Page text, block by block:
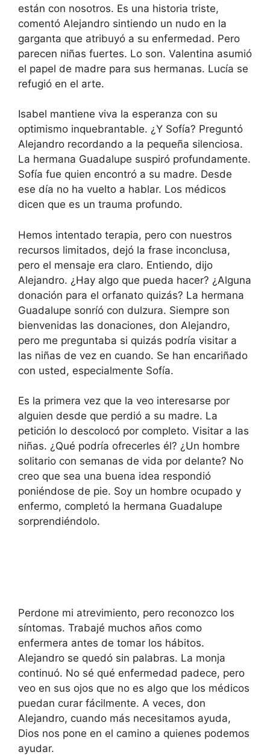
están con nosotros. Es una historia triste,
comentó Alejandro sintiendo un nudo en la
garganta que atribuyó a su enfermedad. Pero
parecen niñas fuertes. Lo son. Valentina asumió
el papel de madre para sus hermanas. Lucía se
refugió en el arte.
Isabel mantiene viva la esperanza con su
optimismo inquebrantable. ¿Y Sofía? Preguntó
Alejandro recordando a la pequeña silenciosa.
La hermana Guadalupe suspiró profundamente.
Sofía fue quien encontró a su madre. Desde
ese día no ha vuelto a hablar. Los médicos
dicen que es un trauma profundo.
Hemos intentado terapia, pero con nuestros
recursos limitados, dejó la frase inconclusa,
pero el mensaje era claro. Entiendo, dijo
Alejandro. ¿Hay algo que pueda hacer? ¿Alguna
donación para el orfanato quizás? La hermana
Guadalupe sonríó con dulzura. Siempre son
bienvenidas las donaciones, don Alejandro,
pero me preguntaba si quizás podría visitar a
las niñas de vez en cuando. Se han encariñado
con usted, especialmente Sofía.
Es la primera vez que la veo interesarse por
alguien desde que perdió a su madre. La
petición lo descolocó por completo. Visitar a las
niñas. ¿Qué podría ofrecerles él? ¿Un hombre
solitario con semanas de vida por delante? No
creo que sea una buena idea respondió
poniéndose de pie. Soy un hombre ocupado y
enfermo, completó la hermana Guadalupe
sorprendiéndolo.
Perdone mi atrevimiento, pero reconozco los
síntomas. Trabajé muchos años como
enfermera antes de tomar los hábitos.
Alejandro se quedó sin palabras. La monja
continuó. No sé qué enfermedad padece, pero
veo en sus ojos que no es algo que los médicos
puedan curar fácilmente. A veces, don
Alejandro, cuando más necesitamos ayuda,
Dios nos pone en el camino a quienes podemos
ayudar.